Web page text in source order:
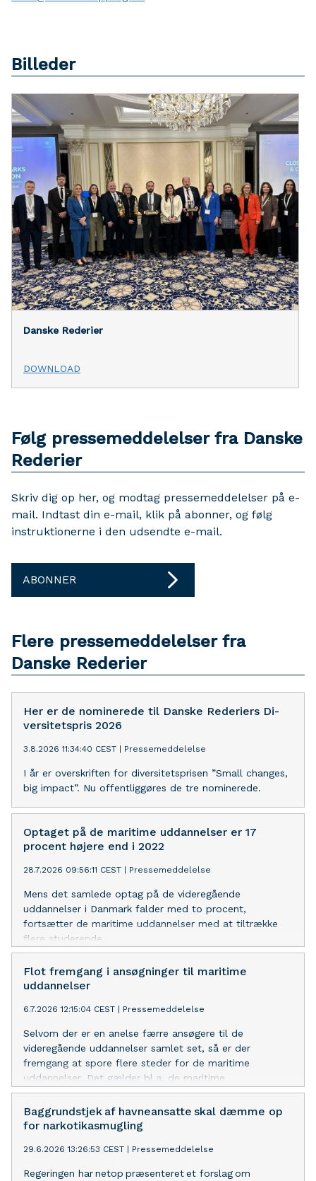
Billeder
Danske Rederier
DOWNLOAD
Følg pressemeddelelser fra Danske
Rederier
Skriv dig op her, og modtag pressemeddelelser på e-
mail. Indtast din e-mail, klik på abonner, og følg
instruktionerne i den udsendte e-mail.
ABONNER
Flere pressemeddelelser fra
Danske Rederier
Her er de nominerede til Danske Rederiers Di­
ver­si­tets­pris 2026
3.8.2026 11:34:40 CEST | Pressemeddelelse
I år er overskriften for di­ver­si­tets­pri­sen ”Small changes,
big impact”. Nu offentliggøres de tre nominerede.
Optaget på de maritime uddannelser er 17
procent højere end i 2022
28.7.2026 09:56:11 CEST | Pressemeddelelse
Mens det samlede optag på de videregående
uddannelser i Danmark falder med to procent,
fortsætter de maritime uddannelser med at tiltrække
flere studerende.
Flot fremgang i ansøgninger til maritime
uddannelser
6.7.2026 12:15:04 CEST | Pressemeddelelse
Selvom der er en anelse færre ansøgere til de
videregående uddannelser samlet set, så er der
fremgang at spore flere steder for de maritime
uddannelser. Det gælder bl.a. de maritime
professionsbacheloruddannelser.
Baggrundstjek af havneansatte skal dæmme op
for narkotikasmugling
29.6.2026 13:26:53 CEST | Pressemeddelelse
Regeringen har netop præsenteret et forslag om